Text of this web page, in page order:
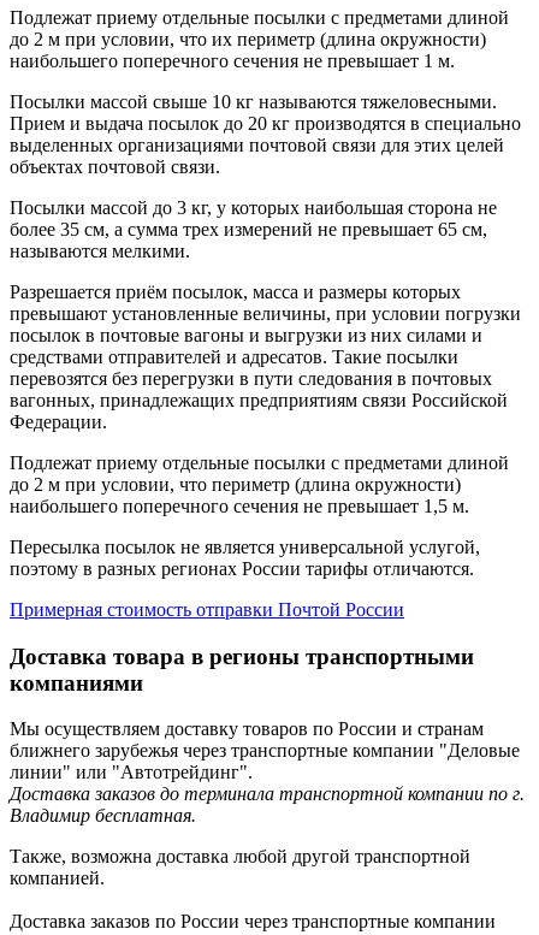
Подлежат приему отдельные посылки с предметами длиной
до 2 м при условии, что их периметр (длина окружности)
наибольшего поперечного сечения не превышает 1 м.
Посылки массой свыше 10 кг называются тяжеловесными.
Прием и выдача посылок до 20 кг производятся в специально
выделенных организациями почтовой связи для этих целей
объектах почтовой связи.
Посылки массой до 3 кг, у которых наибольшая сторона не
более 35 см, а сумма трех измерений не превышает 65 см,
называются мелкими.
Разрешается приём посылок, масса и размеры которых
превышают установленные величины, при условии погрузки
посылок в почтовые вагоны и выгрузки из них силами и
средствами отправителей и адресатов. Такие посылки
перевозятся без перегрузки в пути следования в почтовых
вагонных, принадлежащих предприятиям связи Российской
Федерации.
Подлежат приему отдельные посылки с предметами длиной
до 2 м при условии, что периметр (длина окружности)
наибольшего поперечного сечения не превышает 1,5 м.
Пересылка посылок не является универсальной услугой,
поэтому в разных регионах России тарифы отличаются.
Примерная стоимость отправки Почтой России
Доставка товара в регионы транспортными
компаниями
Мы осуществляем доставку товаров по России и странам
ближнего зарубежья через транспортные компании "Деловые
линии" или "Автотрейдинг".
Доставка заказов до терминала транспортной компании по г.
Владимир бесплатная.
Также, возможна доставка любой другой транспортной
компанией.
Доставка заказов по России через транспортные компании